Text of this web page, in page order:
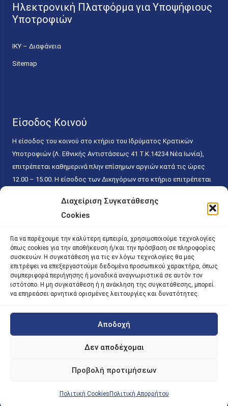
Διαχείριση Συγκατάθεσης
Cookies
Για να παρέχουμε την καλύτερη εμπειρία, χρησιμοποιούμε τεχνολογίες
όπως cookies για την αποθήκευση ή/και την πρόσβαση σε πληροφορίες
συσκευών. Η συγκατάθεση για τις εν λόγω τεχνολογίες θα μας
επιτρέψει να επεξεργαστούμε δεδομένα προσωπικού χαρακτήρα, όπως
συμπεριφορά περιήγησης ή μοναδικά αναγνωριστικά σε αυτόν τον
ιστότοπο. Η μη συγκατάθεση ή η ανάκληση της συγκατάθεσης, μπορεί
να επηρεάσει αρνητικά ορισμένες λειτουργίες και δυνατότητες.
Αποδοχή
Δεν αποδέχομαι
Προβολή προτιμήσεων
Πολιτική Cookies Πολιτική Απορρήτου
Ηλεκτρονική Πλατφόρμα για Υποψήφιους
Υποτροφιών
ΙΚΥ – Διαφάνεια
Sitemap
Είσοδος Κοινού
Η είσοδος του κοινού στο κτήριο του Ιδρύματος Κρατικών
Υποτροφιών (Λ. Εθνικής Αντιστάσεως 41 T.K.14234 Νέα Ιωνία),
επιτρέπεται καθημερινά πλην επίσημων αργιών κατά τις ώρες
12.00 – 15.00. Η είσοδος των Δικηγόρων στο κτήριο επιτρέπεται
κάθε εργάσιμη ημέρα και ώρα χωρίς κανέναν χρονικό ή άλλο
περιορισμό. Η είσοδος του κοινού ειδικά στο γραφείο του
15.00. Η εξυπηρέτηση του κοινού πραγματοποιείται βάσει των
παγίων ισχυουσών διατάξεων. Για την αποφυγή συνωστισμού
εντός του εσωτερικού χώρου εξυπηρέτησης και αναμονής του
κοινού, η εξυπηρέτησή του δύναται να πραγματοποιείται κατόπιν
προγραμματισμένου ραντεβού.
| iky.gr | All Rights Reserved
Designed and Developed by ACM Digital